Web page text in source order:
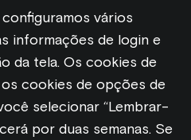
vários
informações de login e
da tela. Os cookies de
os cookies de opções de
selecionar “Lembrar-
por duas semanas. Se